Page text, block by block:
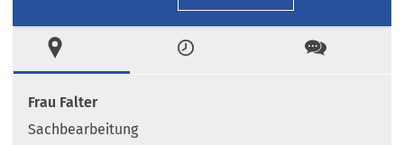
Zeiten Kontakt
Frau Falter
Sachbearbeitung